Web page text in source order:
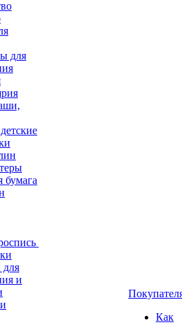
для
бумага
и
Как